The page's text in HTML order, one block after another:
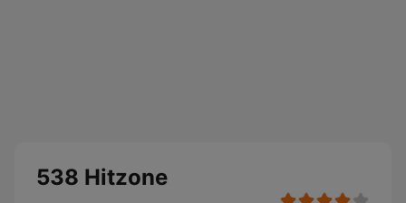
538 Hitzone